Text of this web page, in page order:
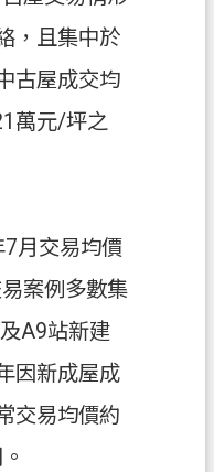
，且集中於
古屋成交均
萬元/坪之
月交易均價
案例多數集
A9站新建
因新成屋成
交易均價約